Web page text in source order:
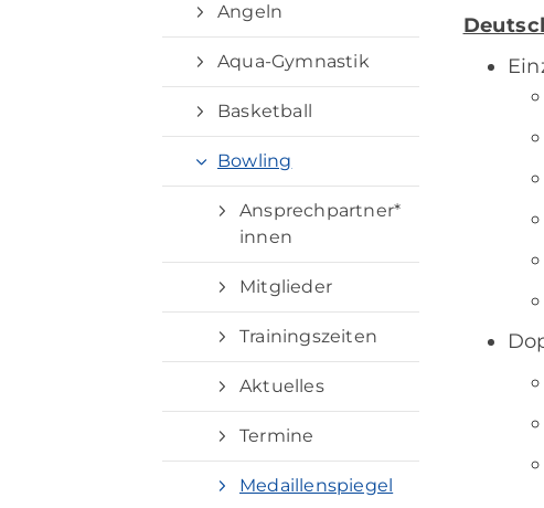
Angeln
Aqua-Gymnastik
Basketball
Bowling
Ansprechpartner*
innen
Mitglieder
Trainingszeiten
Aktuelles
Termine
Medaillenspiegel
Quicklinks
Sportangebote finden
Unser Sportangebot
Deutsches Sportabzeichen